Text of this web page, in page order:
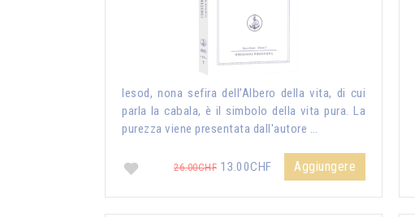
Iesod, nona sefira dell’Albero della vita, di cui
parla la cabala, è il simbolo della vita pura. La
purezza viene presentata dall'autore …
26.00CHF 13.00CHF Aggiungere